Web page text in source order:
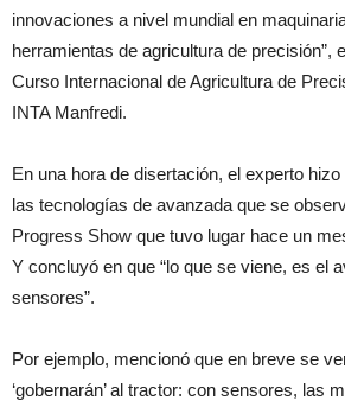
innovaciones a nivel mundial en
herramientas de agricultura de precisión”,
Curso Internacional de Agricultura de
INTA Manfredi.
En una hora de disertación, el experto
las tecnologías de avanzada que se
Progress Show que tuvo lugar hace un
Y concluyó en que “lo que se viene, es el
sensores”.
Por ejemplo, mencionó que en breve se
‘gobernarán’ al tractor: con sensores, las